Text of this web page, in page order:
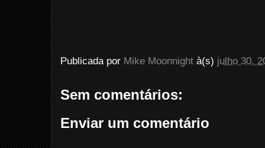
Publicada por Mike Moonnight à(s) julho 30,
Sem comentários:
Enviar um comentário